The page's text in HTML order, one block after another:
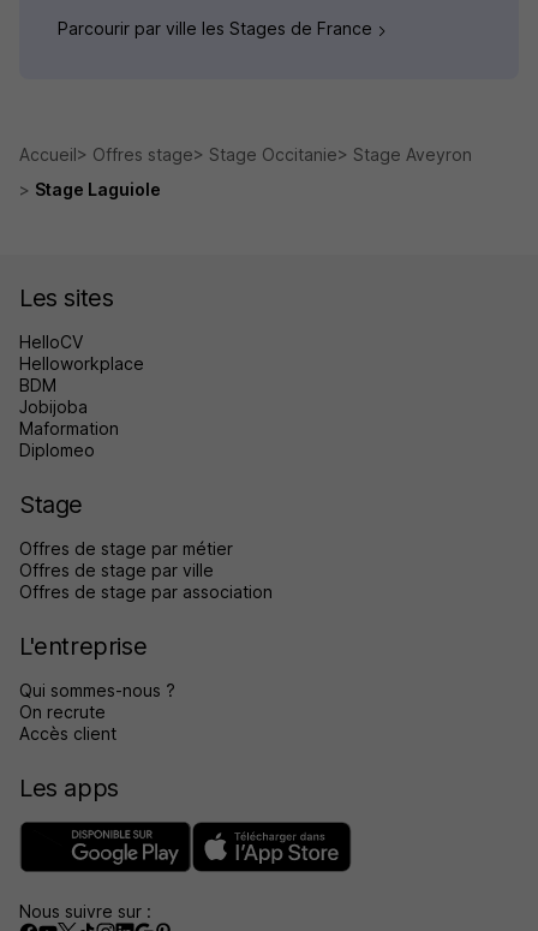
Parcourir par ville les Stages de France
Accueil Offres stage Stage Occitanie
Stage Aveyron
Stage Laguiole
Les sites
HelloCV
Helloworkplace
BDM
Jobijoba
Maformation
Diplomeo
Stage
Offres de stage par métier
Offres de stage par ville
Offres de stage par association
L'entreprise
Qui sommes-nous ?
On recrute
Accès client
Les apps
Nous suivre sur :